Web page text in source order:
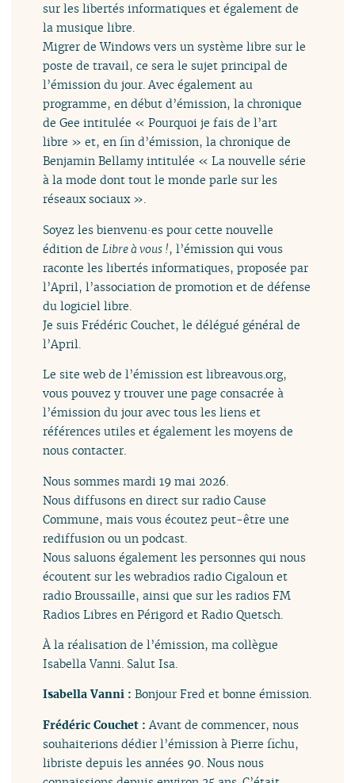
sur les libertés informatiques et également de
la musique libre.
Migrer de Windows vers un système libre sur le
poste de travail, ce sera le sujet principal de
l’émission du jour. Avec également au
programme, en début d’émission, la chronique
de Gee intitulée « Pourquoi je fais de l’art
libre » et, en fin d’émission, la chronique de
Benjamin Bellamy intitulée « La nouvelle série
à la mode dont tout le monde parle sur les
réseaux sociaux ».
Soyez les bienvenu·es pour cette nouvelle
édition de Libre à vous !, l’émission qui vous
raconte les libertés informatiques, proposée par
l’April, l’association de promotion et de défense
du logiciel libre.
Je suis Frédéric Couchet, le délégué général de
l’April.
Le site web de l’émission est libreavous.org,
vous pouvez y trouver une page consacrée à
l’émission du jour avec tous les liens et
références utiles et également les moyens de
nous contacter.
Nous sommes mardi 19 mai 2026.
Nous diffusons en direct sur radio Cause
Commune, mais vous écoutez peut-être une
rediffusion ou un podcast.
Nous saluons également les personnes qui nous
écoutent sur les webradios radio Cigaloun et
radio Broussaille, ainsi que sur les radios FM
Radios Libres en Périgord et Radio Quetsch.
À la réalisation de l’émission, ma collègue
Isabella Vanni. Salut Isa.
Isabella Vanni :Bonjour Fred et bonne émission.
Frédéric Couchet :Avant de commencer, nous
souhaiterions dédier l’émission à Pierre fichu,
libriste depuis les années 90. Nous nous